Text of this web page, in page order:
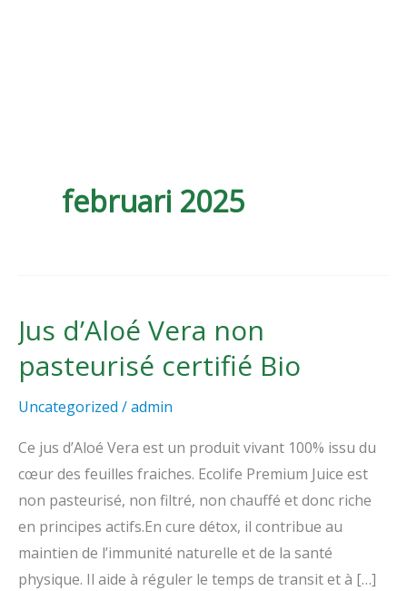
februari 2025
Jus d’Aloé Vera non
pasteurisé certifié Bio
Uncategorized /admin
Ce jus d’Aloé Vera est un produit vivant 100% issu du
cœur des feuilles fraiches. Ecolife Premium Juice est
non pasteurisé, non filtré, non chauffé et donc riche
en principes actifs.En cure détox, il contribue au
maintien de l’immunité naturelle et de la santé
physique. Il aide à réguler le temps de transit et à […]
Jus
d’Aloé
Vera
non
certifié
Bio